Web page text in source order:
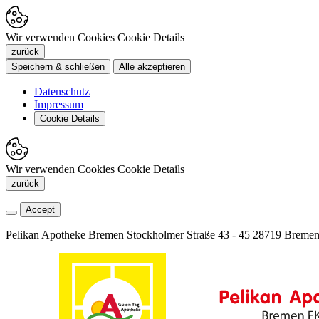
Wir verwenden Cookies Cookie Details
zurück
Speichern & schließen
Alle akzeptieren
Datenschutz
Impressum
Cookie Details
Wir verwenden Cookies Cookie Details
zurück
Accept
Pelikan Apotheke Bremen Stockholmer Straße 43 - 45 28719 Bremen